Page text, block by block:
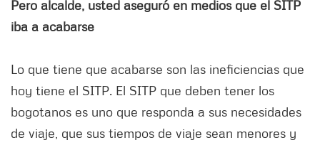
Pero alcalde, usted aseguró en medios que el SITP
iba a acabarse
Lo que tiene que acabarse son las ineficiencias que
hoy tiene el SITP. El SITP que deben tener los
bogotanos es uno que responda a sus necesidades
de viaje, que sus tiempos de viaje sean menores y